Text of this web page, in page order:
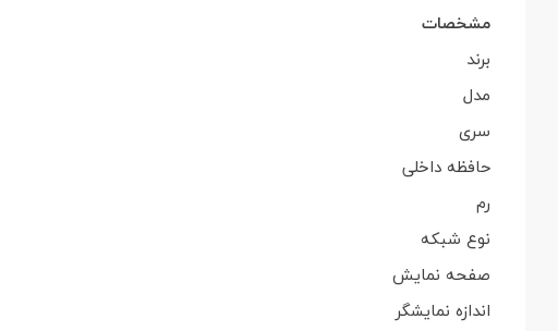
مشخصات
برند
مدل
سری
حافظه داخلی
رم
نوع شبکه
صفحه نمایش
اندازه نمایشگر